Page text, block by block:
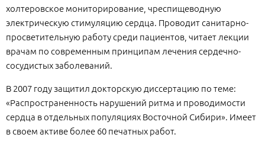
холтеровское мониторирование, чреспищеводную
электрическую стимуляцию сердца. Проводит санитарно-
просветительную работу среди пациентов, читает лекции
врачам по современным принципам лечения сердечно-
сосудистых заболеваний.
В 2007 году защитил докторскую диссертацию по теме:
«Распространенность нарушений ритма и проводимости
сердца в отдельных популяциях Восточной Сибири». Имеет
в своем активе более 60 печатных работ.